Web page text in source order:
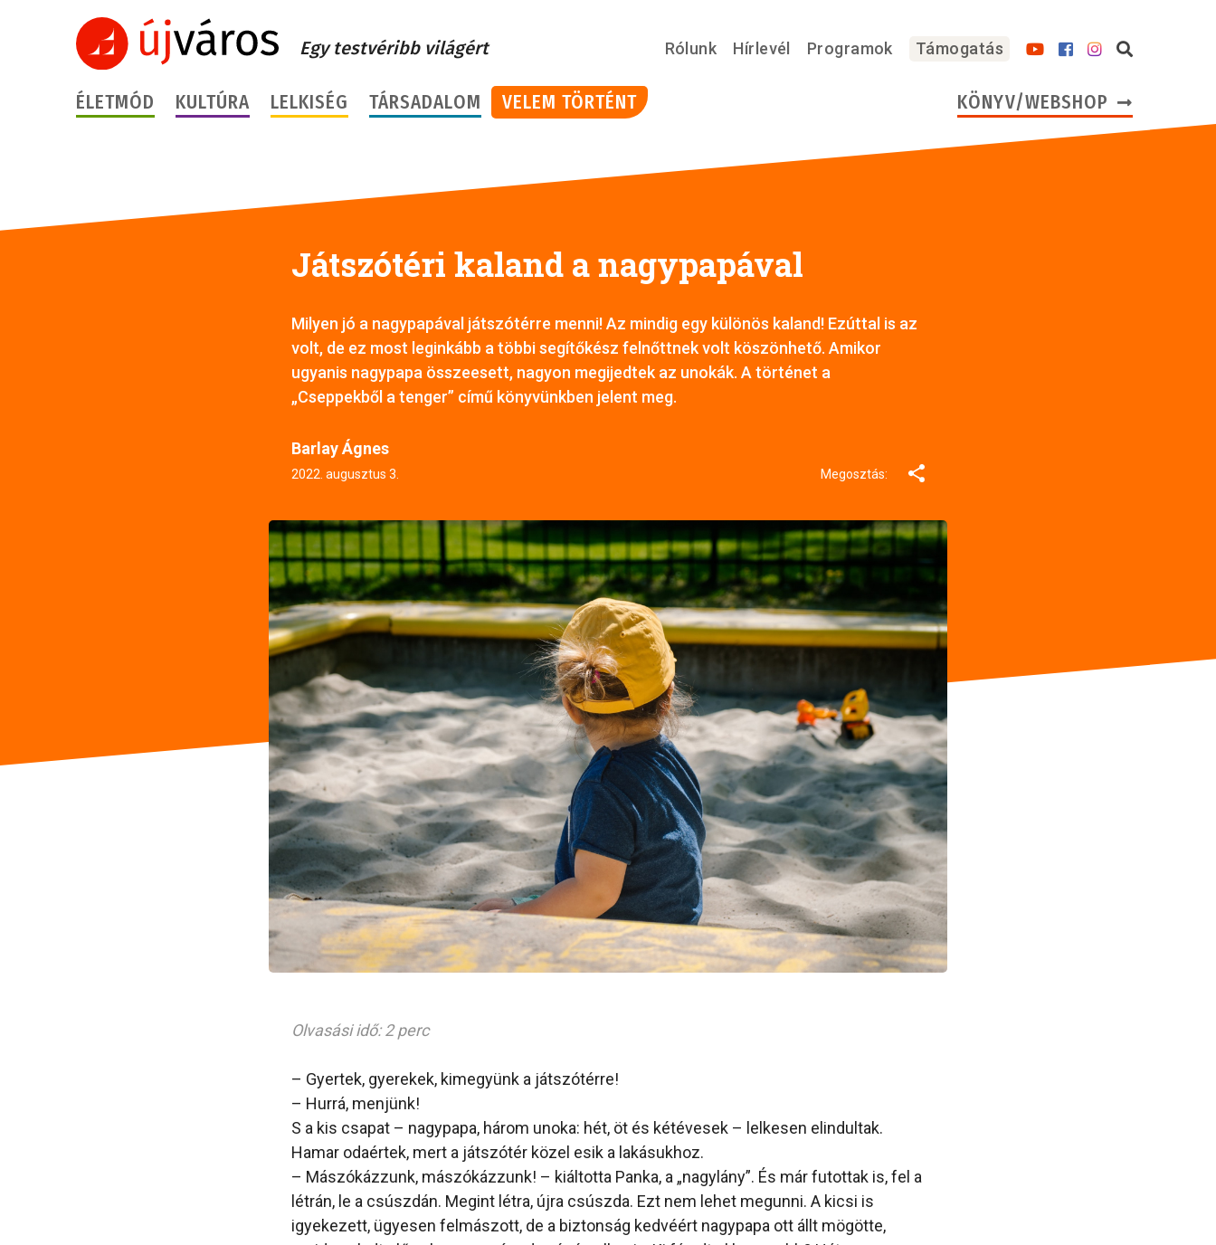
Egy testvéribb világért Rólunk Hírlevél Programok Támogatás
ÉLETMÓD KULTÚRA LELKISÉG TÁRSADALOM VELEM TÖRTÉNT KÖNYV/WEBSHOP
Játszótéri kaland a nagypapával
Milyen jó a nagypapával játszótérre menni! Az mindig egy különös kaland! Ezúttal is az
volt, de ez most leginkább a többi segítőkész felnőttnek volt köszönhető. Amikor
ugyanis nagypapa összeesett, nagyon megijedtek az unokák. A történet a
„Cseppekből a tenger” című könyvünkben jelent meg.
Barlay Ágnes
2022. augusztus 3. Megosztás:
Olvasási idő: 2 perc
– Gyertek, gyerekek, kimegyünk a játszótérre!
– Hurrá, menjünk!
S a kis csapat – nagypapa, három unoka: hét, öt és kétévesek – lelkesen elindultak.
Hamar odaértek, mert a játszótér közel esik a lakásukhoz.
– Mászókázzunk, mászókázzunk! – kiáltotta Panka, a „nagylány”. És már futottak is, fel a
létrán, le a csúszdán. Megint létra, újra csúszda. Ezt nem lehet megunni. A kicsi is
igyekezett, ügyesen felmászott, de a biztonság kedvéért nagypapa ott állt mögötte,